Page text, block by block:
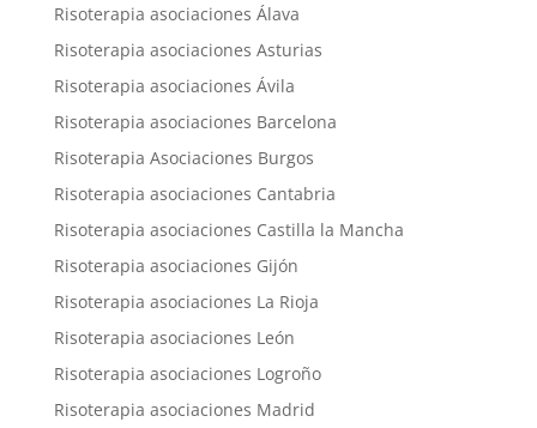
Risoterapia asociaciones Álava
Risoterapia asociaciones Asturias
Risoterapia asociaciones Ávila
Risoterapia asociaciones Barcelona
Risoterapia Asociaciones Burgos
Risoterapia asociaciones Cantabria
Risoterapia asociaciones Castilla la Mancha
Risoterapia asociaciones Gijón
Risoterapia asociaciones La Rioja
Risoterapia asociaciones León
Risoterapia asociaciones Logroño
Risoterapia asociaciones Madrid